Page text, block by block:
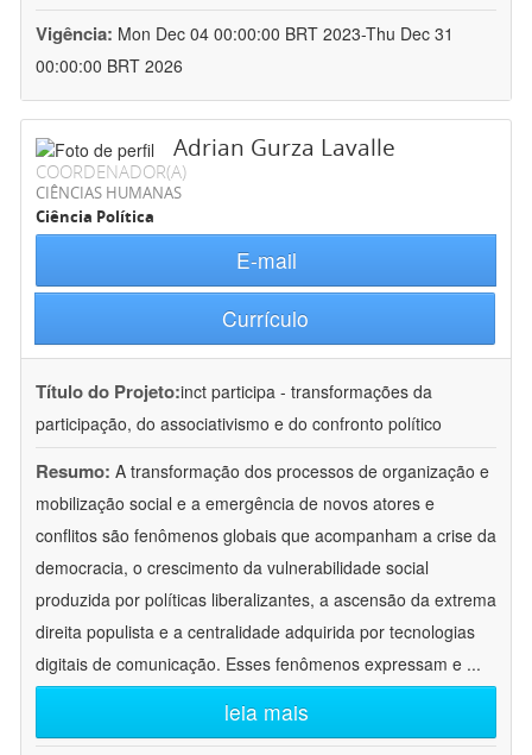
Vigência: Mon Dec 04 00:00:00 BRT 2023-Thu Dec 31
00:00:00 BRT 2026
Adrian Gurza Lavalle
COORDENADOR(A)
CIÊNCIAS HUMANAS
Ciência Política
E-mail
Currículo
Título do Projeto:inct participa - transformações da
participação, do associativismo e do confronto político
Resumo: A transformação dos processos de organização e
mobilização social e a emergência de novos atores e
conflitos são fenômenos globais que acompanham a crise da
democracia, o crescimento da vulnerabilidade social
produzida por políticas liberalizantes, a ascensão da extrema
direita populista e a centralidade adquirida por tecnologias
digitais de comunicação. Esses fenômenos expressam e ...
leia mais